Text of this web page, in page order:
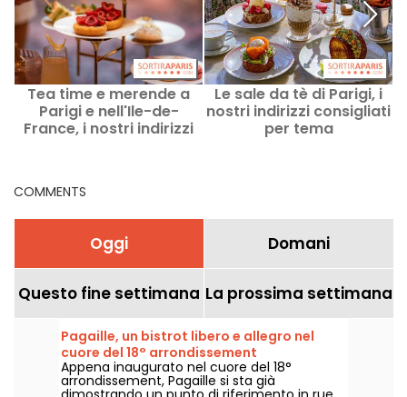
Tea time e merende a
Parigi e nell'Ile-de-
France, i nostri indirizzi
Le sale da tè di Parigi, i
nostri indirizzi consigliati
per tema
COMMENTS
Oggi Domani
Questo fine settimana La prossima settimana
Pagaille, un bistrot libero e allegro nel
cuore del 18° arrondissement
Appena inaugurato nel cuore del 18°
arrondissement, Pagaille si sta già